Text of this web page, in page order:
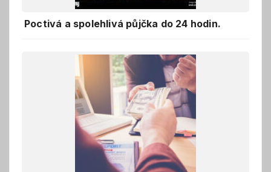
Poctivá a spolehlivá půjčka do 24 hodin.